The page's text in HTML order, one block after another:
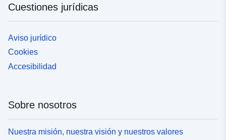
Cuestiones jurídicas
Aviso jurídico
Cookies
Accesibilidad
Sobre nosotros
Nuestra misión, nuestra visión y nuestros valores